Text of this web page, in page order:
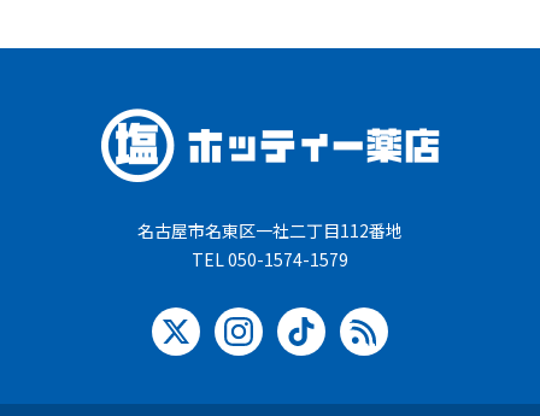
名古屋市名東区一社二丁目112番地
TEL 050-1574-1579